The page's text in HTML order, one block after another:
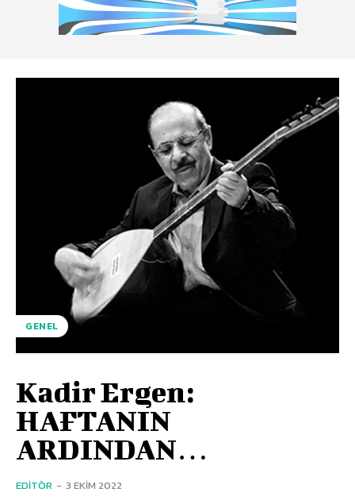
GENEL
Kadir Ergen:
HAFTANIN
ARDINDAN…
EDITÖR - 3 EKIM 2022